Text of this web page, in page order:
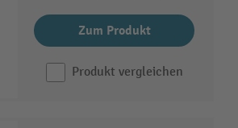
Zum Produkt
Produkt vergleichen